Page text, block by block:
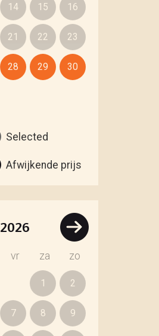
14 15 16
21 22 23
28 29 30
Selected
Afwijkende prijs
2026
vr za zo
1 2
7 8 9